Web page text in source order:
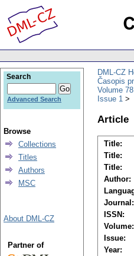
DML-CZ
Časopis
Volume 78
Issue 1
Article
Title:
Title:
Title:
Author:
Journal:
ISSN:
Volume:
Issue:
Year:
Search
Advanced Search
Browse
Collections
Titles
Authors
MSC
About DML-CZ
Partner of